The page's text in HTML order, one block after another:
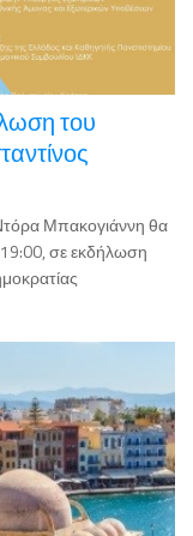
του
Μπακογιάννη θα
σε εκδήλωση